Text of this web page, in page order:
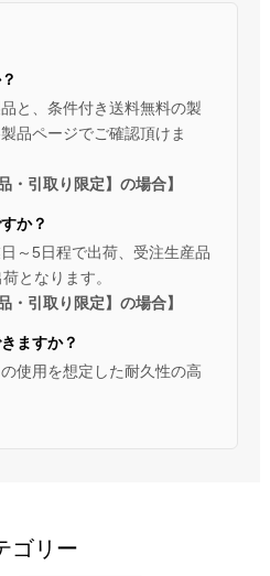
と、条件付き送料無料の製
品ページでご確認頂けま
・引取り限定】の場合】
か？
～5日程で出荷、受注生産品
となります。
・引取り限定】の場合】
ますか？
使用を想定した耐久性の高
ゴリー